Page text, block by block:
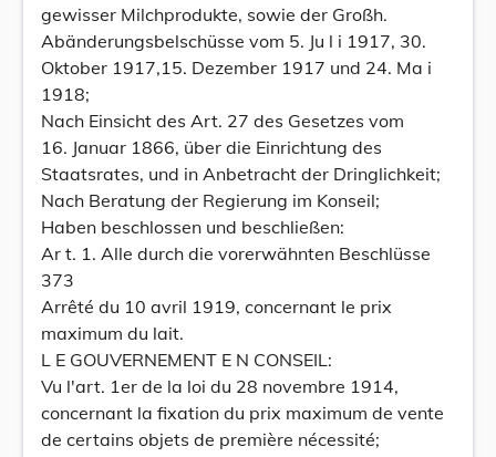
gewisser Milchprodukte, sowie der Großh.
Abänderungsbelschüsse vom 5. Ju l i 1917, 30.
Oktober 1917,15. Dezember 1917 und 24. Ma i
1918;
Nach Einsicht des Art. 27 des Gesetzes vom
16. Januar 1866, über die Einrichtung des
Staatsrates, und in Anbetracht der Dringlichkeit;
Nach Beratung der Regierung im Konseil;
Haben beschlossen und beschließen:
Ar t. 1. Alle durch die vorerwähnten Beschlüsse
373
Arrêté du 10 avril 1919, concernant le prix
maximum du lait.
L E GOUVERNEMENT E N CONSEIL:
Vu l'art. 1er de la loi du 28 novembre 1914,
concernant la fixation du prix maximum de vente
de certains objets de première nécessité;